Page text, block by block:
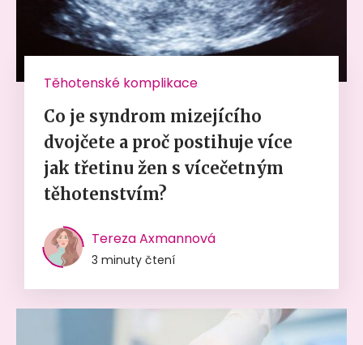
Těhotenské komplikace
Co je syndrom mizejícího
dvojčete a proč postihuje více
jak třetinu žen s vícečetným
těhotenstvím?
Tereza Axmannová
3 minuty čtení